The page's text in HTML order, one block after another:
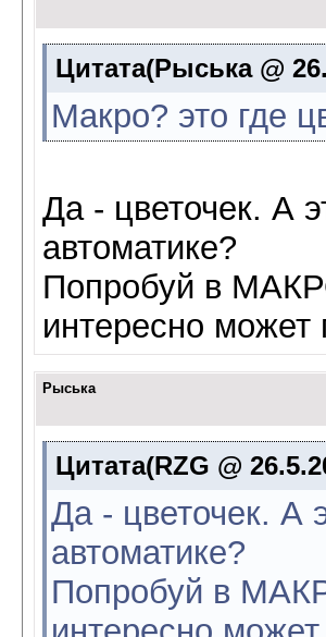
Цитата(Рыська @
Макро? это где
Да - цветочек. А
автоматике?
Попробуй в
интересно может
Рыська
Цитата(RZG @
Да - цветочек. А
автоматике?
Попробуй в